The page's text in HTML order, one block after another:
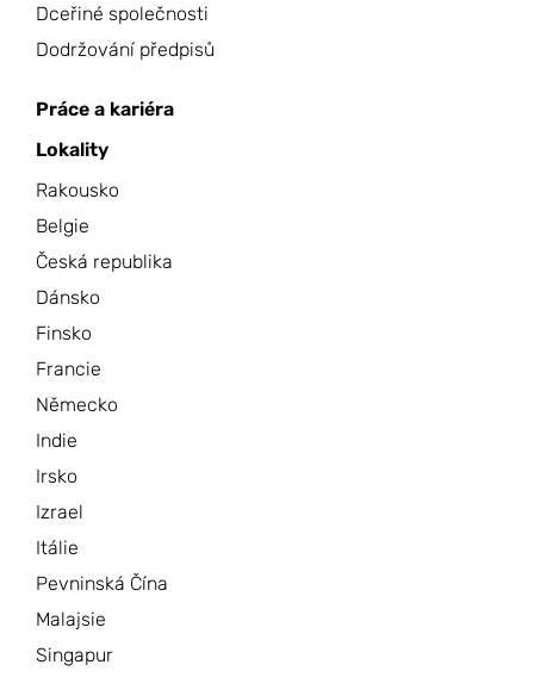
Dceřiné společnosti
Dodržování předpisů
Práce a kariéra
Lokality
Rakousko
Belgie
Česká republika
Dánsko
Finsko
Francie
Německo
Indie
Irsko
Izrael
Itálie
Pevninská Čína
Malajsie
Singapur